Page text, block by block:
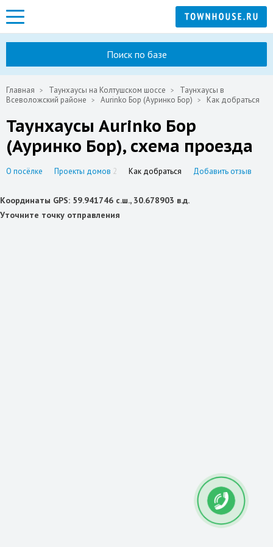
Поиск по базе
Главная Таунхаусы на Колтушском шоссе
Таунхаусы в
Всеволожский районе
Aurinko Бор (Ауринко Бор) Как добраться
Таунхаусы Aurinko Бор
(Ауринко Бор), схема проезда
О посёлке Проекты домов 2 Как добраться Добавить отзыв
Координаты GPS: 59.941746 с.ш., 30.678903 в.д.
Уточните точку отправления